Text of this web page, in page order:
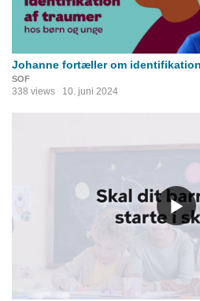
Johanne fortæller om
SOF
338 views 10. juni 2024